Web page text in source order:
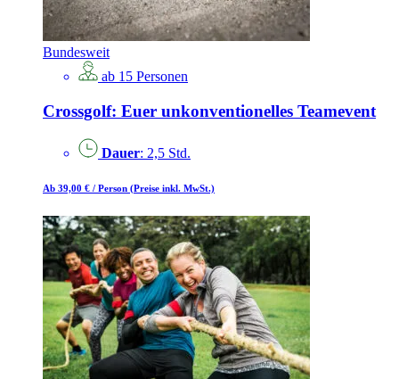
Bundesweit
ab 15 Personen
Crossgolf: Euer unkonventionelles Teamevent
Dauer: 2,5 Std.
Ab 39,00 € / Person (Preise inkl. MwSt.)